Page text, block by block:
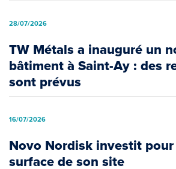
28/07/2026
TW Métals a inauguré un
bâtiment à Saint-Ay : des
sont prévus
16/07/2026
Novo Nordisk investit
surface de son site